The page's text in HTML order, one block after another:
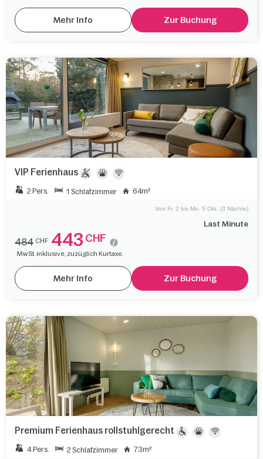
Mehr Info Zur Buchung
VIP Ferienhaus
2 Pers. 1 Schlafzimmer 64m²
Last Minute
Von Fr. 2 bis Mo. 5 Okt. (3 Nächte)
484 CHF 443 CHF
MwSt. inklusive, zuzüglich Kurtaxe.
Mehr Info Zur Buchung
Premium Ferienhaus rollstuhlgerecht
4 Pers. 2 Schlafzimmer 73m²